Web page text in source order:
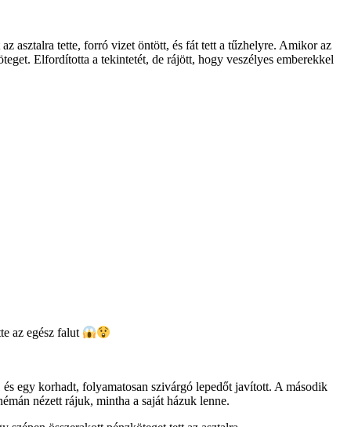
asztalra tette, forró vizet öntött, és fát tett a tűzhelyre. Amikor az
Elfordította a tekintetét, de rájött, hogy veszélyes emberekkel
az egész falut
egy korhadt, folyamatosan szivárgó lepedőt javított. A második
nézett rájuk, mintha a saját házuk lenne.